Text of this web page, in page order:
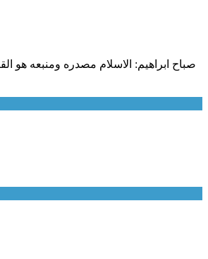
صباح ابراهيم: الاسلام مصدره ومنبعه هو